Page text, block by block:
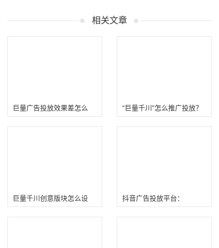
相关文章
巨量广告投放效果差怎么
办？分享2个信息流广告账
“巨量千川”怎么推广投放？
巨量千川创意版块怎么设
置？（图解千川新升级创意
抖音广告投放平台：
Dou+、巨量千川、巨量引